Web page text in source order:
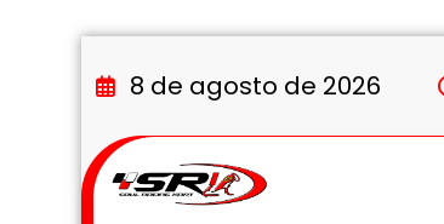
al
8 de agosto de 2026